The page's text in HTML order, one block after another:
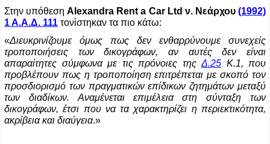
Στην υπόθεσηAlexandra Rent a Car Ltd ν. Νεάρχου(1992)
1 Α.Α.Δ. 111 τονίστηκαν τα πιο κάτω:
«Διευκρινίζουμε όμως πως δεν ενθαρρύνουμε συνεχείς
τροποποιήσεις των δικογράφων, αν αυτές δεν είναι
απαραίτητες σύμφωνα με τις πρόνοιες της Δ.25 Κ.1, που
προβλέπουν πως η τροποποίηση επιτρέπεται με σκοπό τον
προσδιορισμό των πραγματικών επίδικων ζητημάτων μεταξύ
των διαδίκων. Αναμένεται επιμέλεια στη σύνταξη των
δικογράφων, έτσι που να τα χαρακτηρίζει η περιεκτικότητα,
ακρίβεια και διαύγεια.»